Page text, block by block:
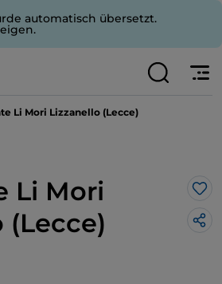
automatisch übersetzt.
Li Mori Lizzanello (Lecce)
Li Mori
(Lecce)